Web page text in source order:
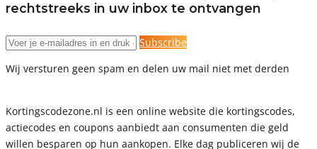
rechtstreeks in uw inbox te ontvangen
Subscribe
Wij versturen geen spam en delen uw mail niet met derden
Kortingscodezone.nl is een online website die kortingscodes,
actiecodes en coupons aanbiedt aan consumenten die geld
willen besparen op hun aankopen. Elke dag publiceren wij de